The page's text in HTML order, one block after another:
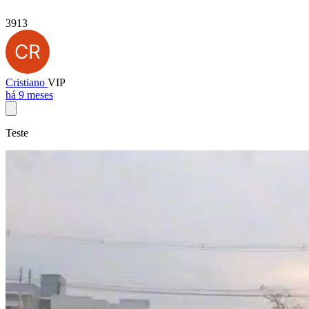
3913
Cristiano VIP
há 9 meses
Teste